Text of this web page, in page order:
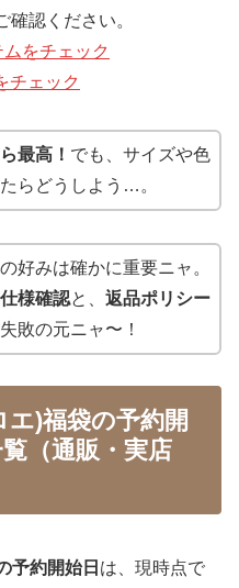
認ください。
をチェック
チェック
最高！ でも、サイズや色
らどうしよう…。
好みは確かに重要ニャ。
様確認と、 返品ポリシー
敗の元ニャ〜！
)福袋の予約開
（通販・実店
予約開始日 は、現時点で